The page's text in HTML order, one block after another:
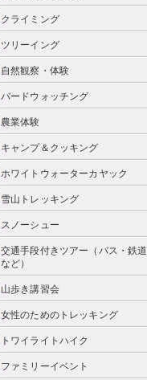
クライミング
ツリーイング
自然観察・体験
バードウォッチング
農業体験
キャンプ＆クッキング
ホワイトウォーターカヤック
雪山トレッキング
スノーシュー
交通手段付きツアー（バス・鉄道
など）
山歩き講習会
女性のためのトレッキング
トワイライトハイク
ファミリーイベント